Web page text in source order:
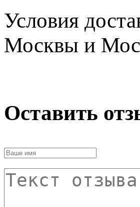
Условия
Москвы и
Оставить